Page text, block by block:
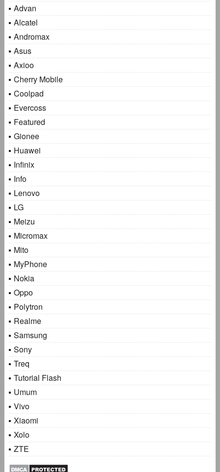
Advan
Alcatel
Andromax
Asus
Axioo
Cherry Mobile
Coolpad
Evercoss
Featured
Gionee
Huawei
Infinix
Info
Lenovo
LG
Meizu
Micromax
Mito
MyPhone
Nokia
Oppo
Polytron
Realme
Samsung
Sony
Treq
Tutorial Flash
Umum
Vivo
Xiaomi
Xolo
ZTE